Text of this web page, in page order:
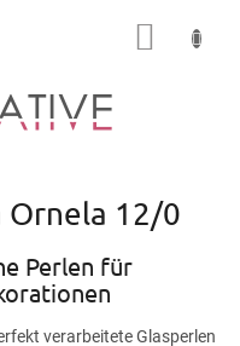
Ornela 12/0
Perlen für
verarbeitete Glasperlen